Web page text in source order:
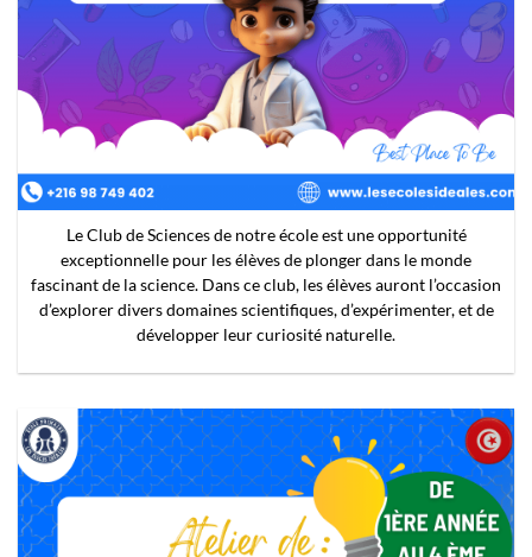
Ce volet du club se concentre sur l’exploration artistique de la
céramique pour les enfants en bas âge,Ateliers de Modelage,
Peinture et Décoration, Sensibilisation aux Matériaux …